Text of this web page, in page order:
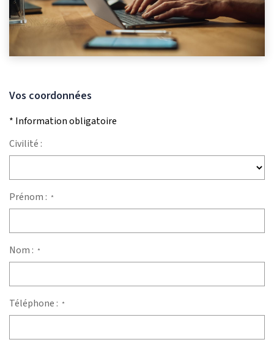
Vos coordonnées
* Information obligatoire
Civilité :
Prénom : *
Nom : *
Téléphone : *